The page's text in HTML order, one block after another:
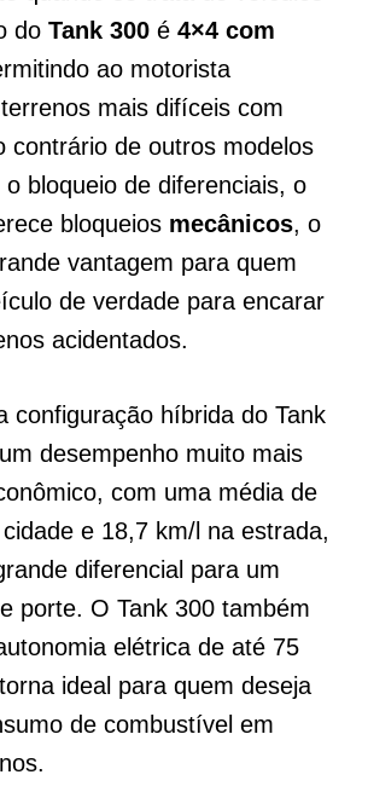
do Tank 300 é 4×4 com
ao motorista
mais difíceis com
contrário de outros modelos
bloqueio de diferenciais, o
bloqueios mecânicos, o
vantagem para quem
de verdade para encarar
acidentados.
configuração híbrida do Tank
desempenho muito mais
com uma média de
e 18,7 km/l na estrada,
diferencial para um
porte. O Tank 300 também
elétrica de até 75
ideal para quem deseja
de combustível em